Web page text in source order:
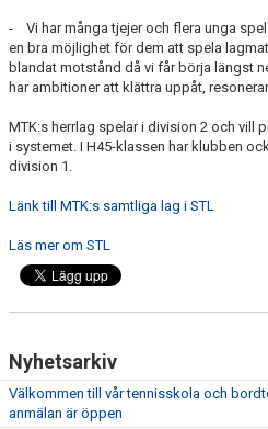
- Vi har många tjejer och flera unga
en bra möjlighet för dem att spela
blandat motstånd då vi får börja längst
har ambitioner att klättra uppåt,
MTK:s herrlag spelar i division 2 och vill
i systemet. I H45-klassen har klubben
division 1.
Länk till MTK:s samtliga lag i STL
Läs mer om STL
Nyhetsarkiv
Välkommen till vår tennisskola och
anmälan är öppen